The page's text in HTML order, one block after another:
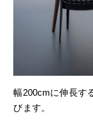
幅200cmに伸長す
びます。